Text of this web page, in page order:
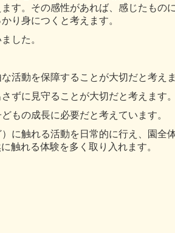
す。その感性があれば、感じたもの
り身につくと考えます。
した。
活動を保障することが大切だと考えま
ずに見守ることが大切だと考えます。
もの成長に必要だと考えています。
に触れる活動を日常的に行え、園全
触れる体験を多く取り入れます。